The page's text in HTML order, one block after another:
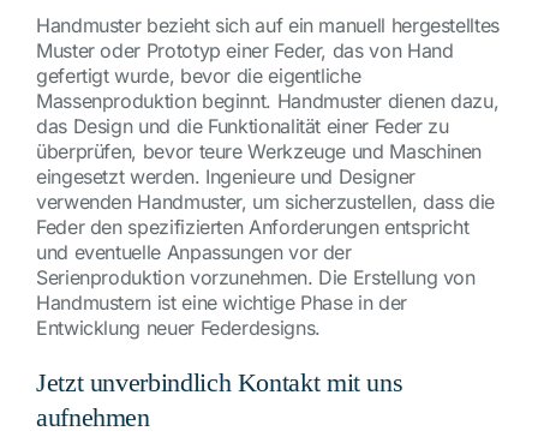
Handmuster bezieht sich auf ein manuell hergestelltes
Muster oder Prototyp einer Feder, das von Hand
gefertigt wurde, bevor die eigentliche
Massenproduktion beginnt. Handmuster dienen dazu,
das Design und die Funktionalität einer Feder zu
überprüfen, bevor teure Werkzeuge und Maschinen
eingesetzt werden. Ingenieure und Designer
verwenden Handmuster, um sicherzustellen, dass die
Feder den spezifizierten Anforderungen entspricht
und eventuelle Anpassungen vor der
Serienproduktion vorzunehmen. Die Erstellung von
Handmustern ist eine wichtige Phase in der
Entwicklung neuer Federdesigns.
Jetzt unverbindlich Kontakt mit uns
aufnehmen